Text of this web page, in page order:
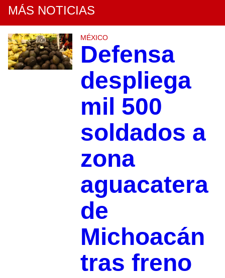
MÁS NOTICIAS
MÉXICO
Defensa
despliega
mil 500
soldados a
zona
aguacatera
de
Michoacán
tras freno